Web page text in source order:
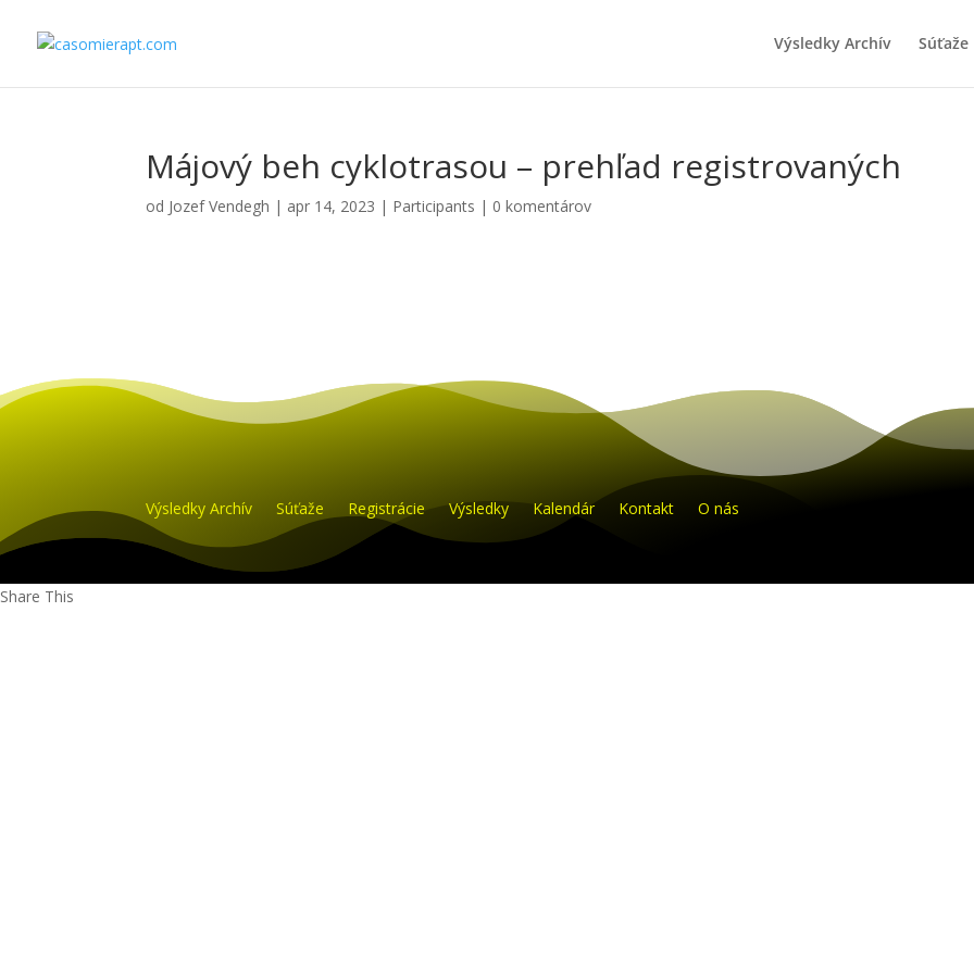
Výsledky Archív Súťaže
Májový beh cyklotrasou – prehľad registrovaných
od Jozef Vendegh | apr 14, 2023 | Participants | 0 komentárov
Výsledky Archív Súťaže Registrácie Výsledky Kalendár Kontakt O nás
Share This